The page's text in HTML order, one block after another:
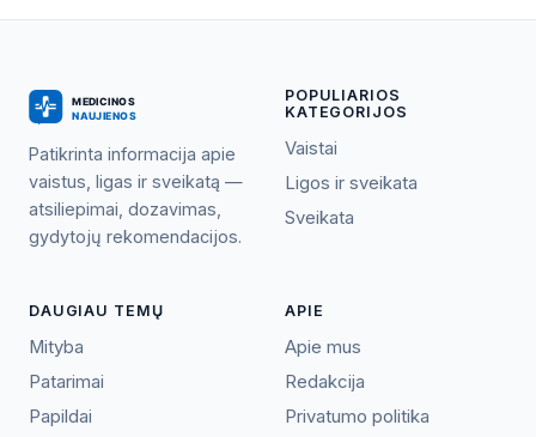
Patikrinta informacija apie
vaistus, ligas ir sveikatą —
atsiliepimai, dozavimas,
gydytojų rekomendacijos.
POPULIARIOS
KATEGORIJOS
Vaistai
Ligos ir sveikata
Sveikata
DAUGIAU TEMŲ
Mityba
Patarimai
Papildai
APIE
Apie mus
Redakcija
Privatumo politika